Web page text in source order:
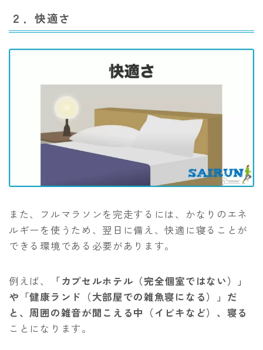
２．快適さ
また、フルマラソンを完走するには、かなりのエネ
ルギーを使うため、翌日に備え、快適に寝ることが
できる環境である必要があります。
例えば、
「カプセルホテル（完全個室ではない）」
や「健康ランド（大部屋での雑魚寝になる）」だ
と、周囲の雑音が聞こえる中（イビキなど）、寝る
ことになります。